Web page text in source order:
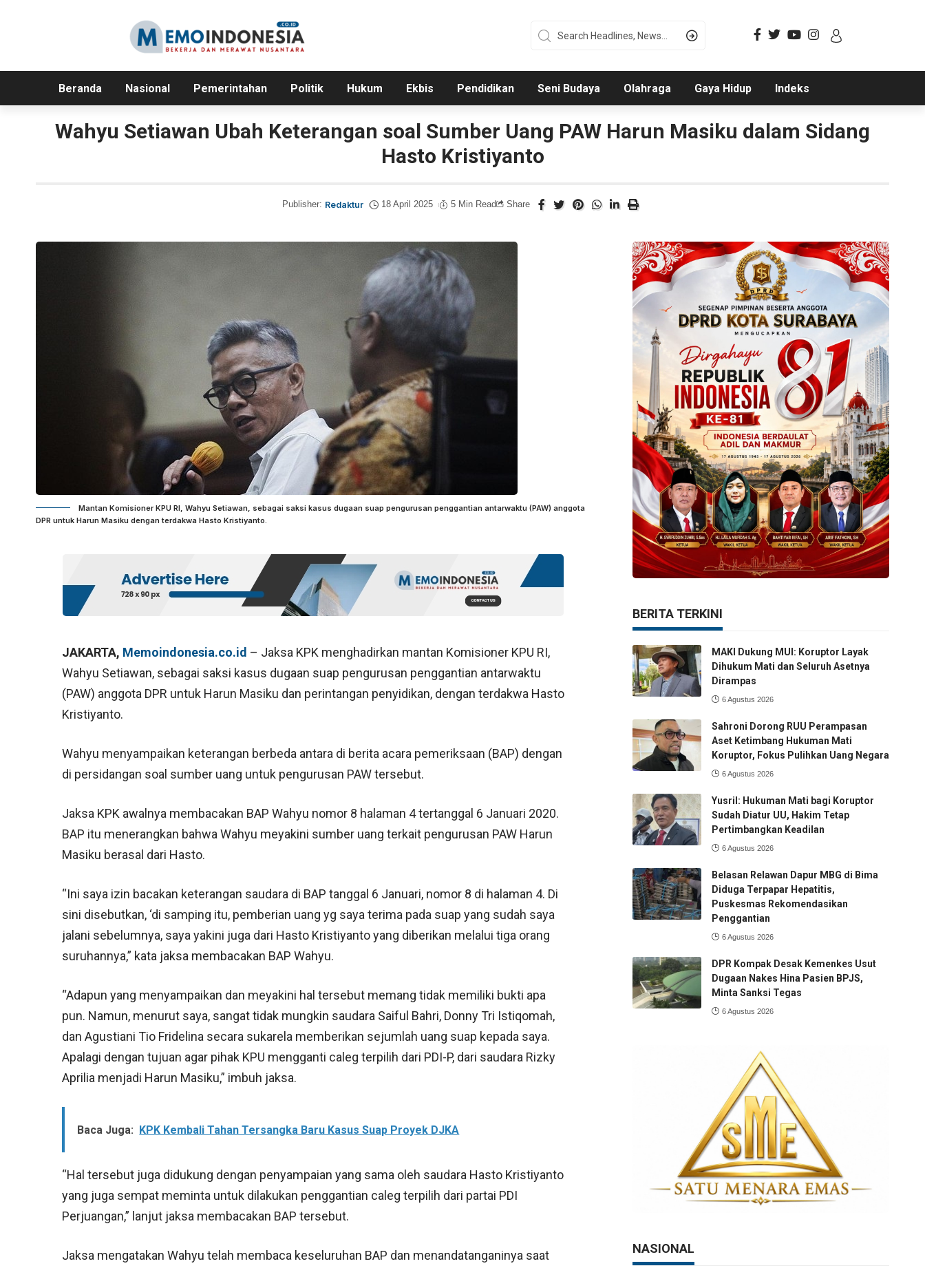
Beranda Nasional Pemerintahan Politik Hukum Ekbis Pendidikan Seni Budaya Olahraga Gaya Hidup Indeks
Wahyu Setiawan Ubah Keterangan soal Sumber Uang PAW Harun Masiku dalam Sidang
Hasto Kristiyanto
Publisher: Redaktur 18 April 2025 5 Min Read Share
Mantan Komisioner KPU RI, Wahyu Setiawan, sebagai saksi kasus dugaan suap pengurusan penggantian antarwaktu (PAW) anggota
DPR untuk Harun Masiku dengan terdakwa Hasto Kristiyanto.
JAKARTA, Memoindonesia.co.id – Jaksa KPK menghadirkan mantan Komisioner KPU RI,
Wahyu Setiawan, sebagai saksi kasus dugaan suap pengurusan penggantian antarwaktu
(PAW) anggota DPR untuk Harun Masiku dan perintangan penyidikan, dengan terdakwa Hasto
Kristiyanto.
Wahyu menyampaikan keterangan berbeda antara di berita acara pemeriksaan (BAP) dengan
di persidangan soal sumber uang untuk pengurusan PAW tersebut.
Jaksa KPK awalnya membacakan BAP Wahyu nomor 8 halaman 4 tertanggal 6 Januari 2020.
BAP itu menerangkan bahwa Wahyu meyakini sumber uang terkait pengurusan PAW Harun
Masiku berasal dari Hasto.
“Ini saya izin bacakan keterangan saudara di BAP tanggal 6 Januari, nomor 8 di halaman 4. Di
sini disebutkan, ‘di samping itu, pemberian uang yg saya terima pada suap yang sudah saya
jalani sebelumnya, saya yakini juga dari Hasto Kristiyanto yang diberikan melalui tiga orang
suruhannya,” kata jaksa membacakan BAP Wahyu.
“Adapun yang menyampaikan dan meyakini hal tersebut memang tidak memiliki bukti apa
pun. Namun, menurut saya, sangat tidak mungkin saudara Saiful Bahri, Donny Tri Istiqomah,
dan Agustiani Tio Fridelina secara sukarela memberikan sejumlah uang suap kepada saya.
Apalagi dengan tujuan agar pihak KPU mengganti caleg terpilih dari PDI-P, dari saudara Rizky
Aprilia menjadi Harun Masiku,” imbuh jaksa.
Baca Juga: KPK Kembali Tahan Tersangka Baru Kasus Suap Proyek DJKA
“Hal tersebut juga didukung dengan penyampaian yang sama oleh saudara Hasto Kristiyanto
yang juga sempat meminta untuk dilakukan penggantian caleg terpilih dari partai PDI
Perjuangan,” lanjut jaksa membacakan BAP tersebut.
Jaksa mengatakan Wahyu telah membaca keseluruhan BAP dan menandatanganinya saat
BERITA TERKINI
MAKI Dukung MUI: Koruptor Layak
Dihukum Mati dan Seluruh Asetnya
Dirampas
6 Agustus 2026
Sahroni Dorong RUU Perampasan
Aset Ketimbang Hukuman Mati
Koruptor, Fokus Pulihkan Uang Negara
6 Agustus 2026
Yusril: Hukuman Mati bagi Koruptor
Sudah Diatur UU, Hakim Tetap
Pertimbangkan Keadilan
6 Agustus 2026
Belasan Relawan Dapur MBG di Bima
Diduga Terpapar Hepatitis,
Puskesmas Rekomendasikan
Penggantian
6 Agustus 2026
DPR Kompak Desak Kemenkes Usut
Dugaan Nakes Hina Pasien BPJS,
Minta Sanksi Tegas
6 Agustus 2026
NASIONAL